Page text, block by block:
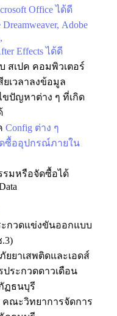
Office ได้ดี
Dreamweaver, Adobe
Effects ได้ดี
สเปค คอมพิวเตอร์
ยเวลาลงข้อมูล
ขปัญหาต่าง ๆ ที่เกิด
Config ต่าง ๆ
ดซื้ออุปกรณ์ภายใน
รมหรือจัดซื้อได้
ะกวดแข่งขันออกแบบ
ยาเสพติดและเอดส์
ระกวดดาวเดือน
ฏธนบุรี
คณะวิทยาการจัดการ